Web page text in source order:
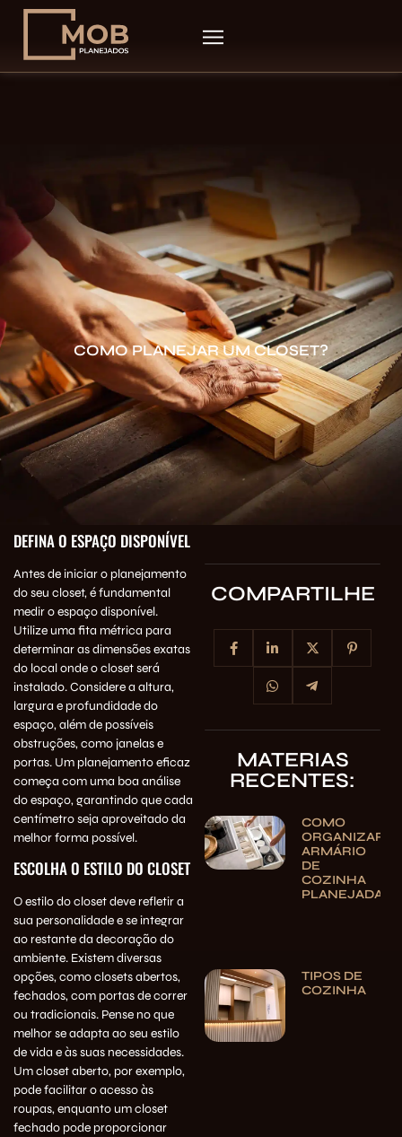
COMO PLANEJAR UM CLOSET?
DEFINA O ESPAÇO DISPONÍVEL
Antes de iniciar o planejamento
do seu closet, é fundamental
medir o espaço disponível.
Utilize uma fita métrica para
determinar as dimensões exatas
do local onde o closet será
instalado. Considere a altura,
largura e profundidade do
espaço, além de possíveis
obstruções, como janelas e
portas. Um planejamento eficaz
começa com uma boa análise
do espaço, garantindo que cada
centímetro seja aproveitado da
melhor forma possível.
ESCOLHA O ESTILO DO CLOSET
O estilo do closet deve refletir a
sua personalidade e se integrar
ao restante da decoração do
ambiente. Existem diversas
opções, como closets abertos,
fechados, com portas de correr
ou tradicionais. Pense no que
melhor se adapta ao seu estilo
de vida e às suas necessidades.
Um closet aberto, por exemplo,
pode facilitar o acesso às
roupas, enquanto um closet
fechado pode proporcionar
COMPARTILHE
MATERIAS
RECENTES:
COMO
ORGANIZAR
ARMÁRIO
DE
COZINHA
PLANEJADA
TIPOS DE
COZINHA